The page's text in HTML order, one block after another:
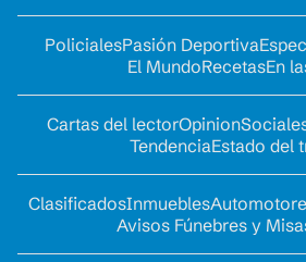
PolicialesPasión Deportiva
El MundoRecetasEn
Cartas del lectorOpinion
TendenciaEstado del
ClasificadosInmuebles
Avisos Fúnebres y